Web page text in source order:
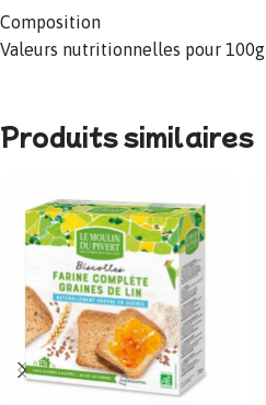
Composition
Valeurs nutritionnelles pour 100g
Produits similaires